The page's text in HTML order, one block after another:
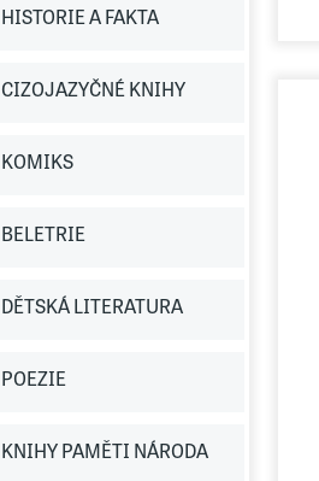
HISTORIE A FAKTA
CIZOJAZYČNÉ KNIHY
KOMIKS
BELETRIE
DĚTSKÁ LITERATURA
POEZIE
KNIHY PAMĚTI NÁRODA